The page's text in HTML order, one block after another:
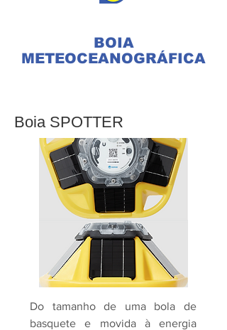
BOIA
METEOCEANOGRÁFICA
Boia SPOTTER
Do tamanho de uma bola de
basquete e movida à energia